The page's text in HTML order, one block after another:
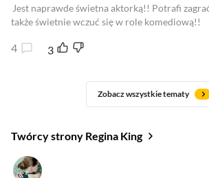
Jest naprawde świetna aktorką!! Potrafi
także świetnie wczuć się w role komediową!!
4 3
Zobacz wszystkie tematy
Twórcy strony Regina King